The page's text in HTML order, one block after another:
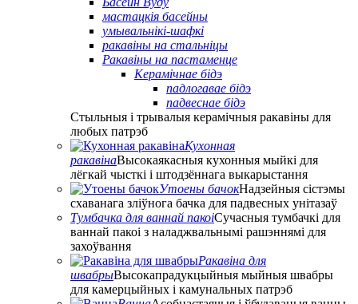
мастацкія басейны
умывальнікі-шафкі
ракавіны на стальніцы
Ракавіны на пастаменце
Керамічнае бідэ
падлогавае бідэ
падвеснае бідэ
Стыльныя і трывалыя керамічныя ракавіны для
любых патрэб
Кухонная
ракавінаВысокаякасныя кухонныя мыйкі для
лёгкай чысткі і штодзённага выкарыстання
Утоены бачокНадзейныя сістэмы
схаванага зліўнога бачка для падвесных унітазаў
Тумбачка для ваннай пакоіСучасныя тумбачкі для
ваннай пакоі з наладжвальнымі рашэннямі для
захоўвання
Ракавіна для
швабрыВысокапрадукцыйныя мыйныя швабры
для камерцыйных і камунальных патрэб